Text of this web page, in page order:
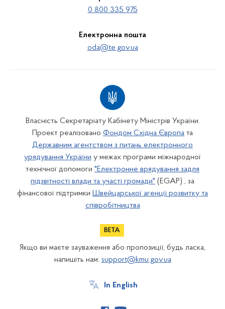
0 800 335 975
Електронна пошта
oda@te.gov.ua
Власність Секретаріату Кабінету Міністрів України.
Проект реалізовано Фондом Східна Європа та
Державним агентством з питань електронного
урядування України у межах програми міжнародної
технічної допомоги "Електронне врядування задля
підзвітності влади та участі громади" (EGAP) , за
фінансової підтримки Швейцарської агенції розвитку та
співробітництва
Якщо ви маєте зауваження або пропозиції, будь ласка,
напишіть нам: support@kmu.gov.ua
In English